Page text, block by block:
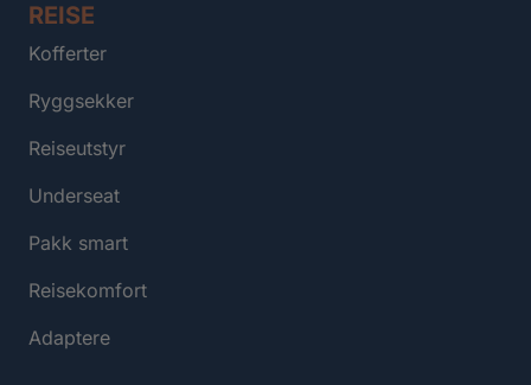
REISE
Kofferter
Ryggsekker
Reiseutstyr
Underseat
Pakk smart
Reisekomfort
Adaptere